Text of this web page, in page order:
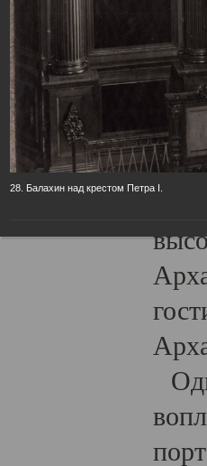
28. Балахин над крестом Петра I.